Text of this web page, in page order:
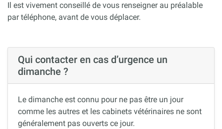
Il est vivement conseillé de vous renseigner au préalable
par téléphone, avant de vous déplacer.
Qui contacter en cas d’urgence un
dimanche ?
Le dimanche est connu pour ne pas être un jour
comme les autres et les cabinets vétérinaires ne sont
généralement pas ouverts ce jour.